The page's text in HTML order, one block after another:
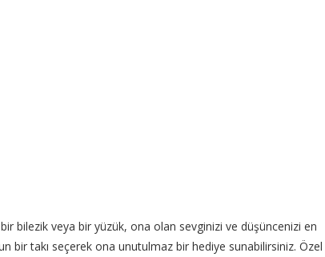
bilezik veya bir yüzük, ona olan sevginizi ve düşüncenizi en
bir takı seçerek ona unutulmaz bir hediye sunabilirsiniz. Özel